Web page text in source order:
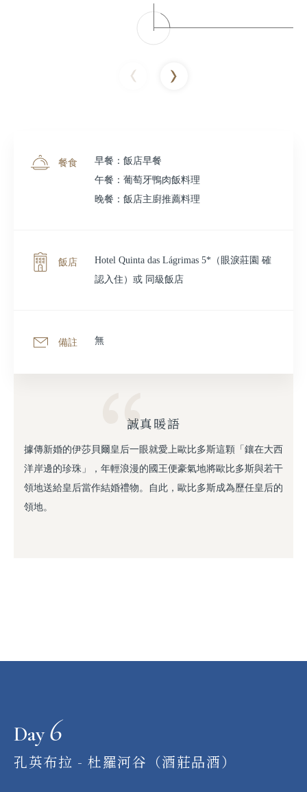
餐食
早餐：飯店早餐
午餐：葡萄牙鴨肉飯料理
晚餐：飯店主廚推薦料理
飯店
Hotel Quinta das Lágrimas 5*（眼淚莊園 確
認入住）或 同級飯店
備註 無
誠真暖語
據傳新婚的伊莎貝爾皇后一眼就愛上歐比多斯這顆「鑲在大西
洋岸邊的珍珠」，年輕浪漫的國王便豪氣地將歐比多斯與若干
領地送給皇后當作結婚禮物。自此，歐比多斯成為歷任皇后的
領地。
Day6
孔英布拉 - 杜羅河谷（酒莊品酒）